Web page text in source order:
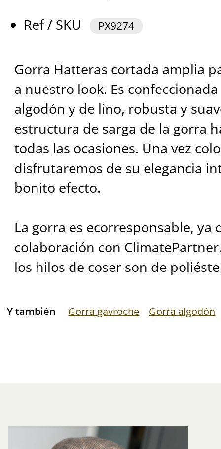
Ref / SKU
PX9274
Gorra Hatteras cortada amplia
a nuestro look. Es
algodón y de lino, robusta y
estructura de sarga de la gorra
todas las ocasiones. Una vez
disfrutaremos de su elegancia
bonito efecto.
La gorra es ecorresponsable, ya
colaboración con
los hilos de coser son de
Y también Gorra gavroche Gorra algodón